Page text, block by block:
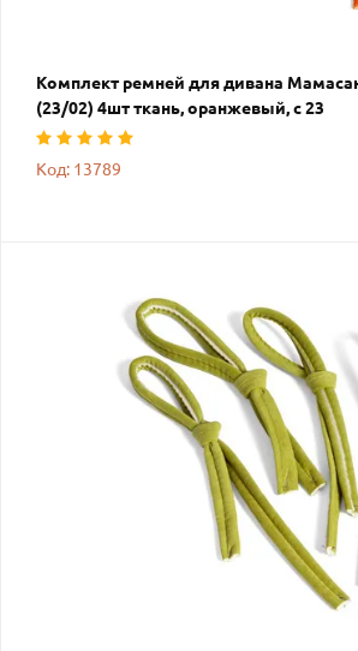
Комплект ремней для дивана
(23/02) 4шт ткань, оранжевый, с 23
Код: 13789